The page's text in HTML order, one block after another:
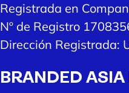
Registrada en
Nº de Registro
Dirección Registrada:
BRANDED ASIA